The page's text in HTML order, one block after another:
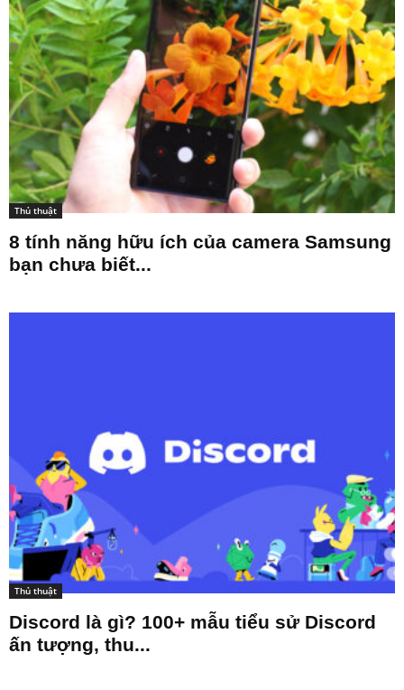
Thủ thuật
8 tính năng hữu ích của camera Samsung
bạn chưa biết...
Thủ thuật
Discord là gì? 100+ mẫu tiểu sử Discord
ấn tượng, thu...